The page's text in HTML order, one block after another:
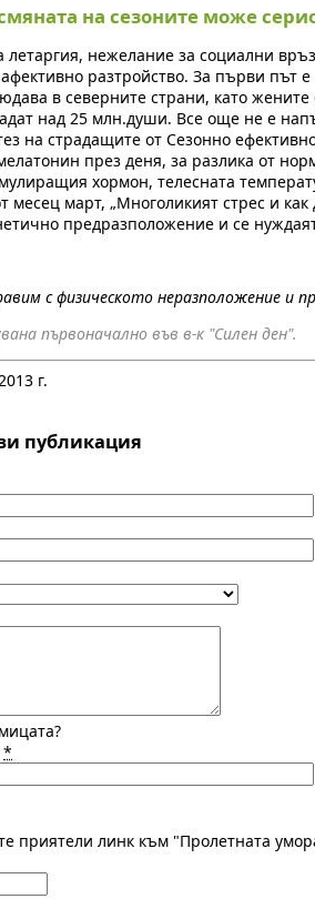
на сезоните може
летаргия, нежелание за социални
разтройство. За първи път
в северните страни, като
над 25 млн.души. Все още не е
на страдащите от Сезонно
през деня, за разлика от
хормон, телесната
месец март, „Многоликият стрес и
предразположение и се
с физическото неразположение
първоначално във в-к "Силен ден".
г.
публикация
*
приятели линк към "Пролетната